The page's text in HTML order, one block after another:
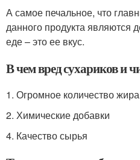
А самое печальное, что
данного продукта являются
еде – это ее вкус.
В чем вред сухариков и
1. Огромное количество жира
2. Химические добавки
4. Качество сырья